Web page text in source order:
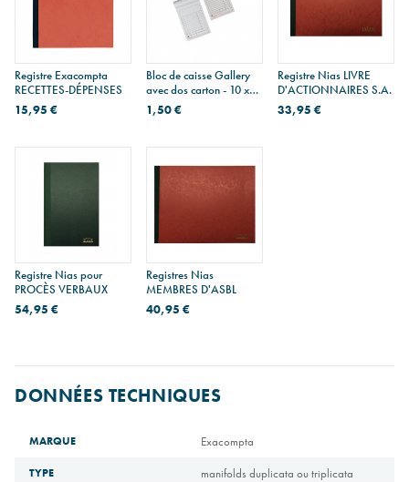
Registre Exacompta
RECETTES-DÉPENSES
15,95 €
Bloc de caisse Gallery
avec dos carton - 10 x
16 cm
1,50 €
Registre Nias LIVRE
D'ACTIONNAIRES S.A.
33,95 €
Registre Nias pour
PROCÈS VERBAUX
54,95 €
Registres Nias
MEMBRES D'ASBL
40,95 €
DONNÉES TECHNIQUES
MARQUE Exacompta
TYPE manifolds duplicata ou triplicata